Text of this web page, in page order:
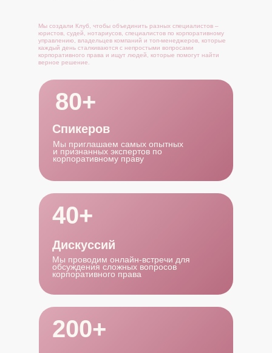
80+
Мы приглашаем самых опытных
и признанных экспертов по
корпоративному праву
Спикеров
40+
Мы проводим онлайн-встречи для
обсуждения сложных вопросов
корпоративного права
Дискуссий
200+
Мы создали Клуб, чтобы объединить разных специалистов –
юристов, судей, нотариусов, специалистов по корпоративному
управлению, владельцев компаний и топ-менеджеров, которые
каждый день сталкиваются с непростыми вопросами
корпоративного права и ищут людей, которые помогут найти
верное решение.